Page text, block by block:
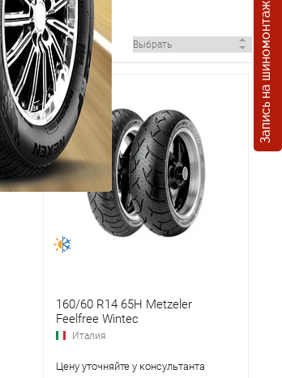
Запись на шиномонтаж
160/60 R14 65H Metzeler
Feelfree Wintec
Италия
Цену уточняйте у консультанта